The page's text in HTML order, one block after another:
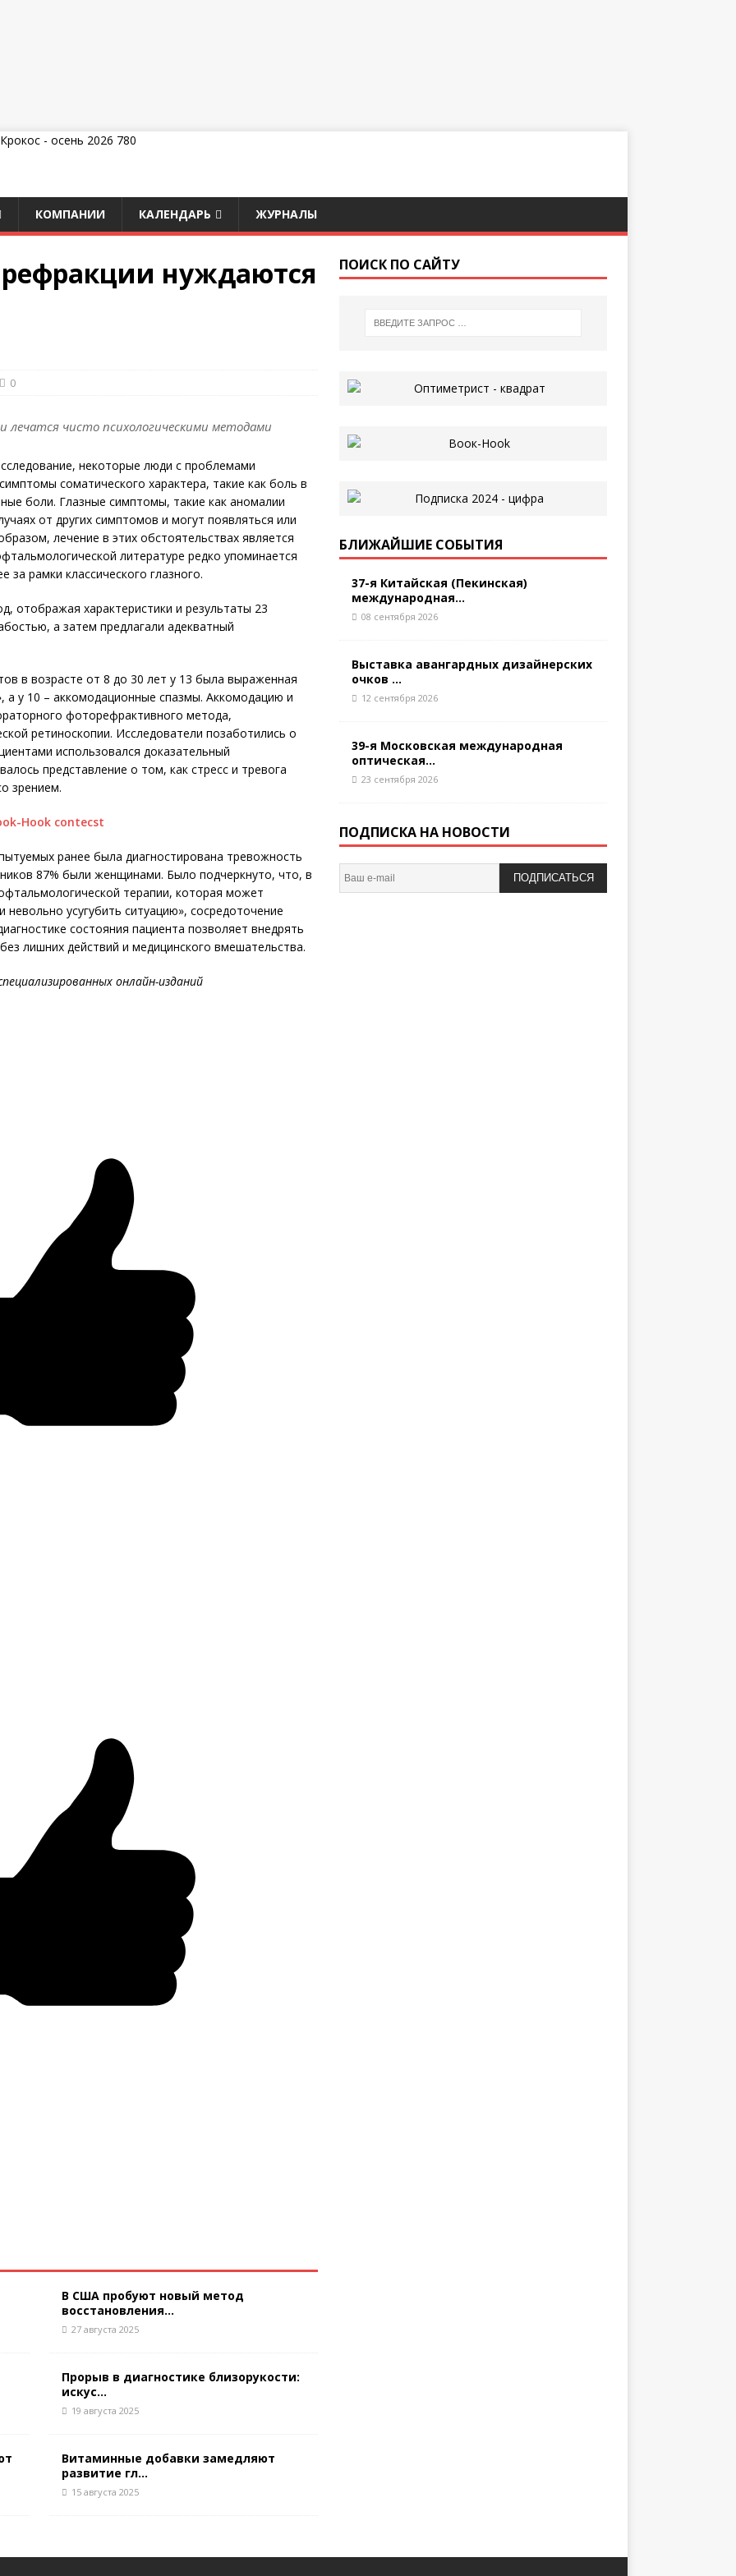
КОМПАНИИ КАЛЕНДАРЬ ЖУРНАЛЫ
нуждаются
0
лечатся чисто психологическими методами
некоторые люди с проблемами
соматического характера, такие как боль в
боли. Глазные симптомы, такие как аномалии
от других симптомов и могут появляться или
лечение в этих обстоятельствах является
литературе редко упоминается
рамки классического глазного.
отображая характеристики и результаты 23
а затем предлагали адекватный
в возрасте от 8 до 30 лет у 13 была выраженная
а у 10 – аккомодационные спазмы. Аккомодацию и
фоторефрактивного метода,
ретиноскопии. Исследователи позаботились о
использовался доказательный
представление о том, как стресс и тревога
зрением.
ранее была диагностирована тревожность
87% были женщинами. Было подчеркнуто, что, в
терапии, которая может
усугубить ситуацию», сосредоточение
состояния пациента позволяет внедрять
лишних действий и медицинского вмешательства.
онлайн-изданий
В США пробуют новый метод
восстановления...
27 августа 2025
Прорыв в диагностике близорукости:
искус...
19 августа 2025
Витаминные добавки замедляют
развитие гл...
15 августа 2025
ПОИСК ПО САЙТУ
БЛИЖАЙШИЕ СОБЫТИЯ
37-я Китайская (Пекинская)
международная...
08 сентября 2026
Выставка авангардных дизайнерских
очков ...
12 сентября 2026
39-я Московская международная
оптическая...
23 сентября 2026
ПОДПИСКА НА НОВОСТИ
ПОДПИСАТЬСЯ